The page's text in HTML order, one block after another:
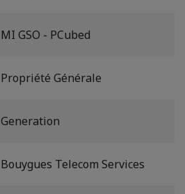
MI GSO - PCubed
Propriété Générale
Generation
Bouygues Telecom Services